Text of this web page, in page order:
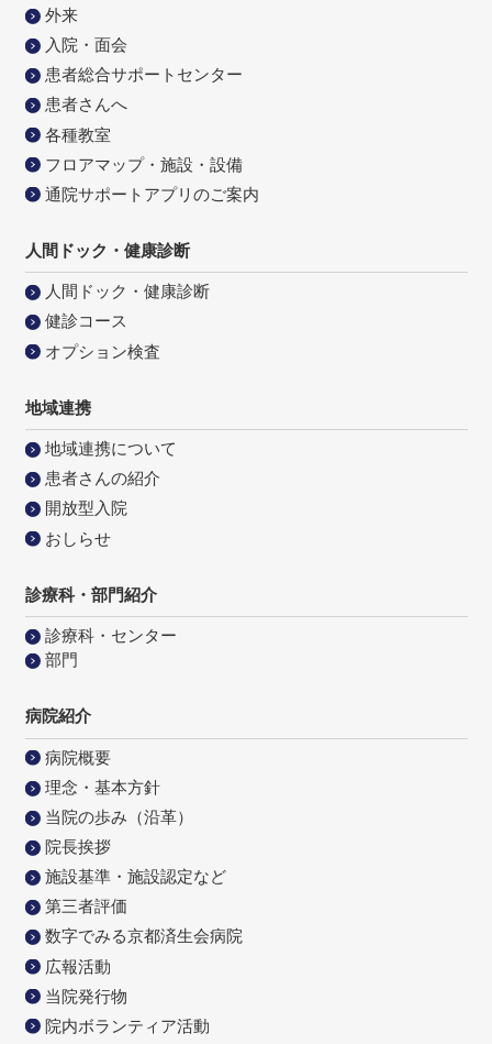
外来
入院・面会
患者総合サポートセンター
患者さんへ
各種教室
フロアマップ・施設・設備
通院サポートアプリのご案内
人間ドック・健康診断
人間ドック・健康診断
健診コース
オプション検査
地域連携
地域連携について
患者さんの紹介
開放型入院
おしらせ
診療科・部門紹介
診療科・センター
部門
病院紹介
病院概要
理念・基本方針
当院の歩み（沿革）
院長挨拶
施設基準・施設認定など
第三者評価
数字でみる京都済生会病院
広報活動
当院発行物
院内ボランティア活動